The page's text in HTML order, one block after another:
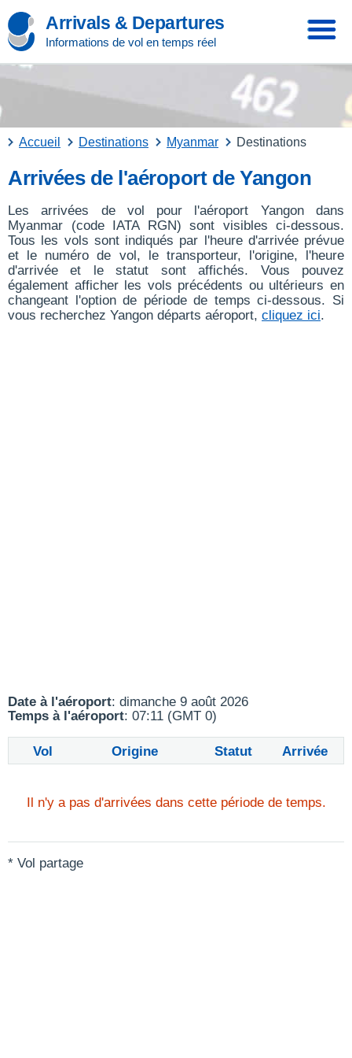
Arrivals & Departures
Informations de vol en temps réel
Accueil Destinations Myanmar Destinations
Arrivées de l'aéroport de Yangon
Les arrivées de vol pour l'aéroport Yangon dans
Myanmar (code IATA RGN) sont visibles ci-dessous.
Tous les vols sont indiqués par l'heure d'arrivée prévue
et le numéro de vol, le transporteur, l'origine, l'heure
d'arrivée et le statut sont affichés. Vous pouvez
également afficher les vols précédents ou ultérieurs en
changeant l'option de période de temps ci-dessous. Si
vous recherchez Yangon départs aéroport, cliquez ici.
Date à l'aéroport: dimanche 9 août 2026
Temps à l'aéroport: 07:11 (GMT 0)
Vol Origine Statut Arrivée
Il n'y a pas d'arrivées dans cette période de temps.
* Vol partage